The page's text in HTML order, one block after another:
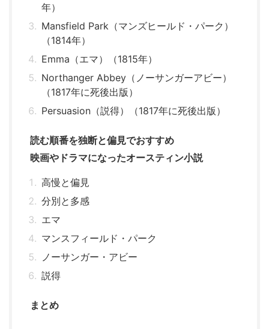
年）
Mansfield Park（マンズヒールド・パーク）
（1814年）
Emma（エマ）（1815年）
Northanger Abbey（ノーサンガーアビー）
（1817年に死後出版）
Persuasion（説得）（1817年に死後出版）
読む順番を独断と偏見でおすすめ
映画やドラマになったオースティン小説
高慢と偏見
分別と多感
エマ
マンスフィールド・パーク
ノーサンガー・アビー
説得
まとめ